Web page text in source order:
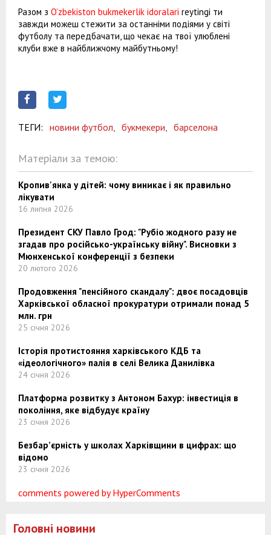
Разом з O’zbekiston bukmekerlik idoralari reytingi ти
завжди можеш стежити за останніми подіями у світі
футболу та передбачати, що чекає на твої улюблені
клуби вже в найближчому майбутньому!
ТЕГИ: новини футбол, букмекери, барселона
Матеріали за темою:
Кропив'янка у дітей: чому виникає і як правильно
лікувати
16 липня 2026
Президент СКУ Павло Грод: "Рубіо жодного разу не
згадав про російсько-українську війну". Висновки з
Мюнхенської конференції з безпеки
20 лютого 2026
Продовження "пенсійного скандалу": двоє посадовців
Харківської обласної прокуратури отримали понад 5
млн. грн
25 січня 2026
Історія протистояння харківського КДБ та
«ідеологічного» палія в селі Велика Данилівка
24 січня 2026
Платформа розвитку з Антоном Бахур: інвестиція в
покоління, яке відбудує країну
23 січня 2026
Безбар’єрність у школах Харківщини в цифрах: що
відомо
23 січня 2026
comments powered by HyperComments
Головні новини